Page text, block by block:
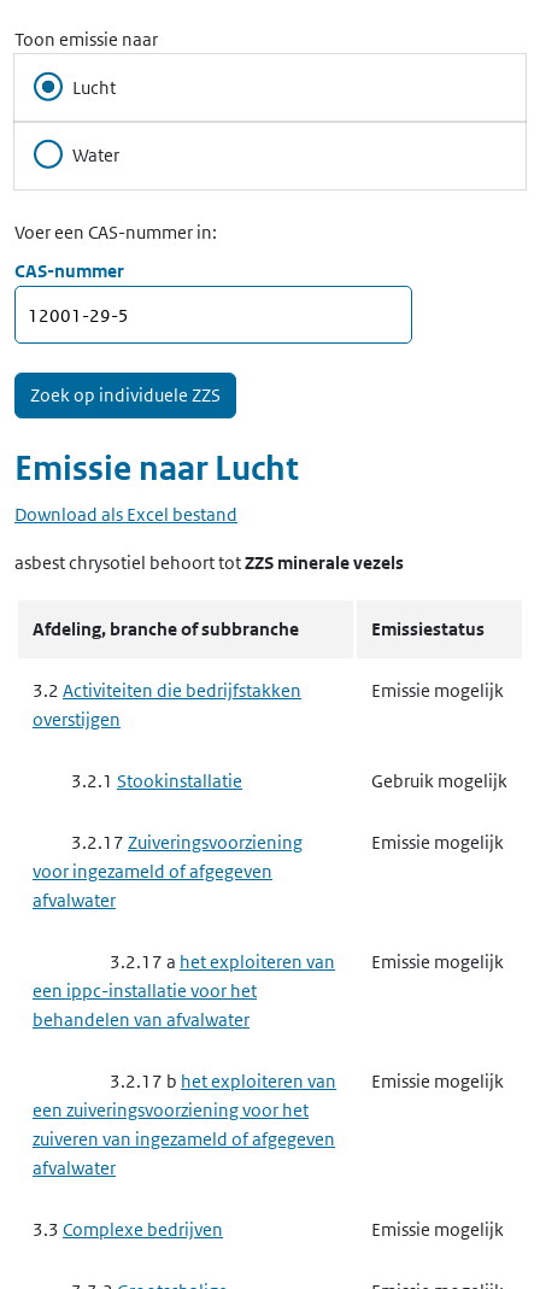
Toon emissie naar
Lucht
Water
Voer een CAS-nummer in:
CAS-nummer
Emissie naar Lucht
Download als Excel bestand
asbest chrysotiel behoort totZZS minerale vezels
Afdeling, branche of subbranche Emissiestatus
3.2 Activiteiten die bedrijfstakken
overstijgen
Emissie mogelijk
3.2.1 Stookinstallatie Gebruik mogelijk
3.2.17 Zuiveringsvoorziening
voor ingezameld of afgegeven
afvalwater
Emissie mogelijk
3.2.17 a het exploiteren van
een ippc-installatie voor het
behandelen van afvalwater
Emissie mogelijk
3.2.17 b het exploiteren van
een zuiveringsvoorziening voor het
zuiveren van ingezameld of afgegeven
afvalwater
Emissie mogelijk
3.3 Complexe bedrijven Emissie mogelijk